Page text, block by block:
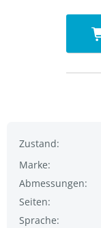
Zustand:
Marke:
Abmessungen:
Seiten:
Sprache: